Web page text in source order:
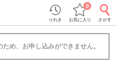
りれき お気に入り
0
さがす
め、お申し込みができません。